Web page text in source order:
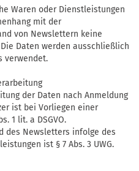
Waren oder Dienstleistungen
mit der
von Newslettern keine
Daten werden ausschließlich
verwendet.
der Daten nach Anmeldung
ist bei Vorliegen einer
1 lit. a DSGVO.
des Newsletters infolge des
ist § 7 Abs. 3 UWG.